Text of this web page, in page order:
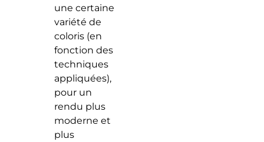
une certaine
variété de
coloris (en
fonction des
techniques
appliquées),
pour un
rendu plus
moderne et
plus